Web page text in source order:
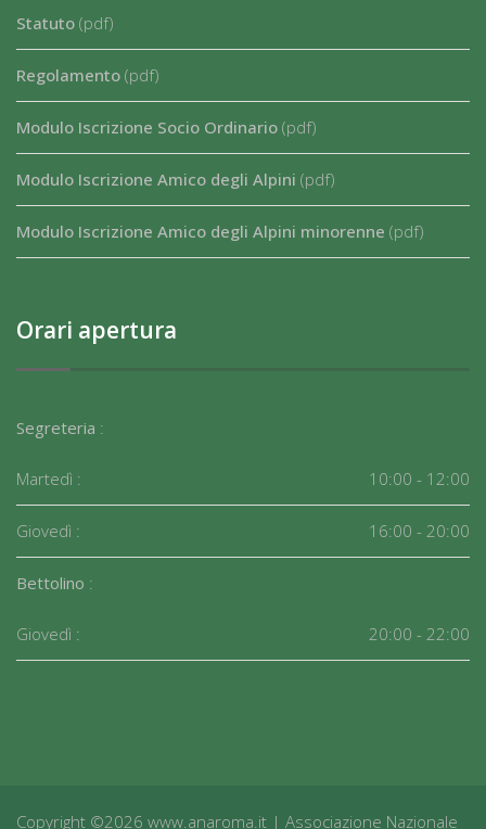
Statuto (pdf)
Regolamento (pdf)
Modulo Iscrizione Socio Ordinario (pdf)
Modulo Iscrizione Amico degli Alpini (pdf)
Modulo Iscrizione Amico degli Alpini minorenne (pdf)
Orari apertura
Segreteria :
Martedì : 10:00 - 12:00
Giovedì : 16:00 - 20:00
Bettolino :
Giovedì : 20:00 - 22:00
Copyright ©2026 www.anaroma.it | Associazione Nazionale